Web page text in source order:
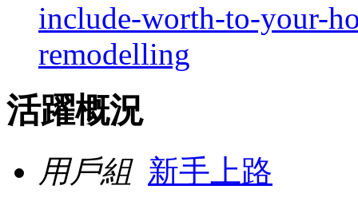
include-worth-to-your-
remodelling
活躍概況
用戶組 新手上路